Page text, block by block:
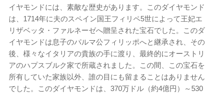
イヤモンドには、素敵な歴史があります。このダイヤモンド
は、1714年に夫のスペイン国王フィリペ5世によって王妃エ
リザベッタ・ファルネーゼへ贈呈された宝石でした。このダ
イヤモンドは息子のパルマ公フィリッポへと継承され、その
後、様々なイタリアの貴族の手に渡り、最終的にオーストリ
アのハプスブルク家で所蔵されました。この間、この宝石を
所有していた家族以外、誰の目にも留まることはありません
でした。このダイヤモンドは、370万ドル（約4億円）～530